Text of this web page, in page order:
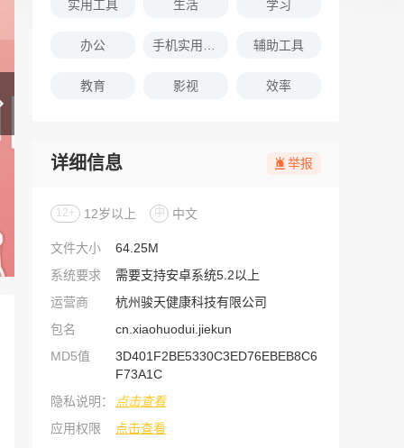
实用工具 生活 学习
办公 辅助工具
教育 影视 效率
详细信息 举报
12+ 12岁以上 中 中文
文件大小
64.25M
系统要求
需要支持安卓系统5.2以上
运营商
杭州骏天健康科技有限公司
包名
cn.xiaohuodui.jiekun
MD5值
3D401F2BE5330C3ED76EBEB8C6
F73A1C
隐私说明：
点击查看
应用权限
点击查看